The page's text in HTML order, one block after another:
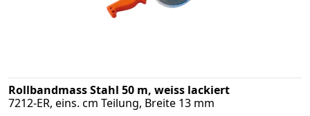
Rollbandmass Stahl 50 m, weiss lackiert
7212-ER, eins. cm Teilung, Breite 13 mm